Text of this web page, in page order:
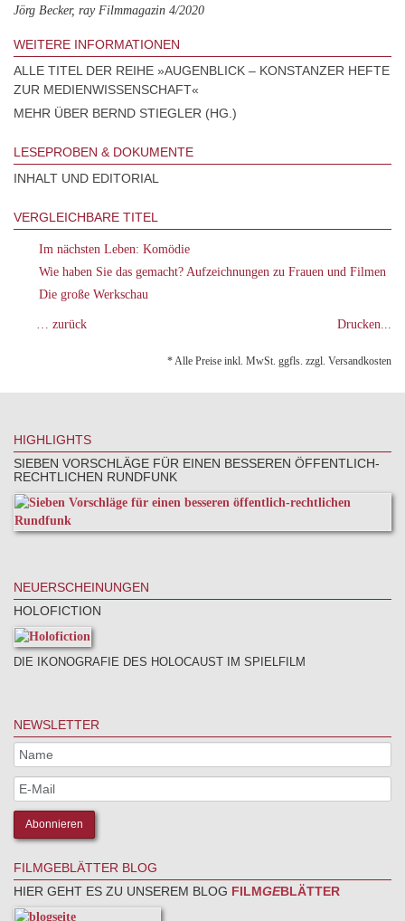
Jörg Becker, ray Filmmagazin 4/2020
WEITERE INFORMATIONEN
ALLE TITEL DER REIHE »AUGENBLICK – KONSTANZER HEFTE
ZUR MEDIENWISSENSCHAFT«
MEHR ÜBER BERND STIEGLER (HG.)
LESEPROBEN & DOKUMENTE
INHALT UND EDITORIAL
VERGLEICHBARE TITEL
Im nächsten Leben: Komödie
Wie haben Sie das gemacht? Aufzeichnungen zu Frauen und Filmen
Die große Werkschau
… zurück Drucken...
* Alle Preise inkl. MwSt. ggfls. zzgl. Versandkosten
HIGHLIGHTS
SIEBEN VORSCHLÄGE FÜR EINEN BESSEREN ÖFFENTLICH-
RECHTLICHEN RUNDFUNK
NEUERSCHEINUNGEN
HOLOFICTION
DIE IKONOGRAFIE DES HOLOCAUST IM SPIELFILM
NEWSLETTER
FILMGEBLÄTTER BLOG
HIER GEHT ES ZU UNSEREM BLOG FILMGEBLÄTTER